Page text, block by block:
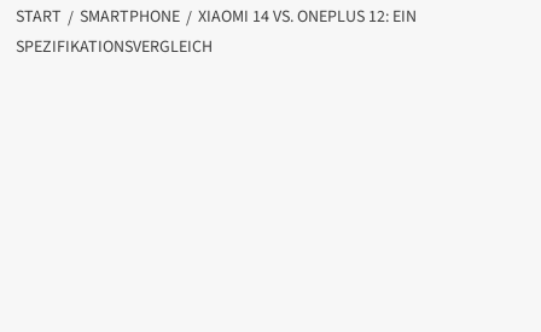
START SMARTPHONE
XIAOMI 14 VS. ONEPLUS 12: EIN
SPEZIFIKATIONSVERGLEICH